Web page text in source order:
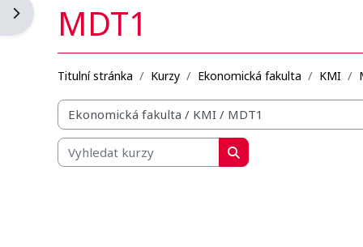
Otevřít panel bloku
MDT1
Titulní stránka Kurzy Ekonomická fakulta KMI
Organizační struktura kurzů
Vyhledat kurzy
Vyhledat kurzy